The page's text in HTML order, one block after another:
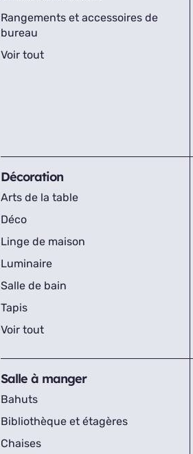
Rangements et accessoires de
bureau
Voir tout
Décoration
Arts de la table
Déco
Linge de maison
Luminaire
Salle de bain
Tapis
Voir tout
Salle à manger
Bahuts
Bibliothèque et étagères
Chaises